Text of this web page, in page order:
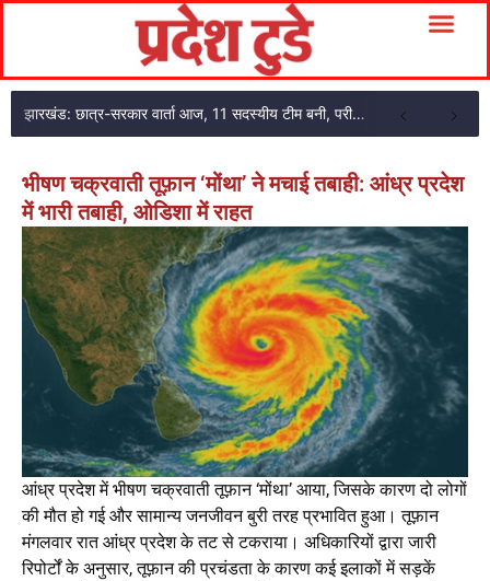
झारखंड: छात्र-सरकार वार्ता आज, 11 सदस्यीय टीम बनी, परीक्षा एजेंसी का अकाउंटेंट गिरफ्तार
भीषण चक्रवाती तूफ़ान ‘मोंथा’ ने मचाई तबाही: आंध्र प्रदेश
में भारी तबाही, ओडिशा में राहत
आंध्र प्रदेश में भीषण चक्रवाती तूफ़ान ‘मोंथा’ आया, जिसके कारण दो लोगों
की मौत हो गई और सामान्य जनजीवन बुरी तरह प्रभावित हुआ। तूफ़ान
मंगलवार रात आंध्र प्रदेश के तट से टकराया। अधिकारियों द्वारा जारी
रिपोर्टों के अनुसार, तूफ़ान की प्रचंडता के कारण कई इलाकों में सड़कें